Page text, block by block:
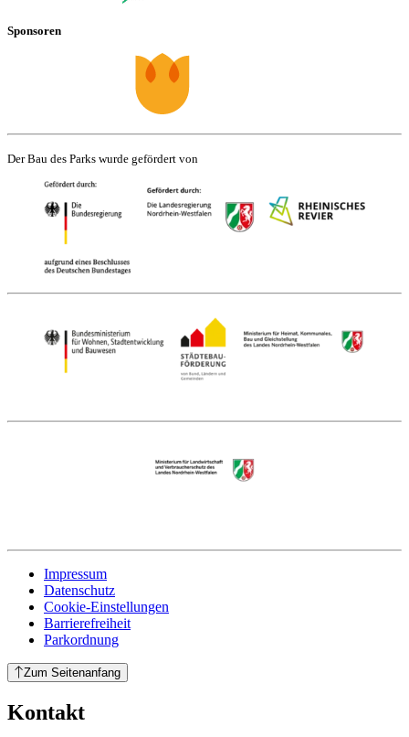
Sponsoren
Der Bau des Parks wurde gefördert von
Impressum
Datenschutz
Cookie-Einstellungen
Barrierefreiheit
Parkordnung
Zum Seitenanfang
Kontakt